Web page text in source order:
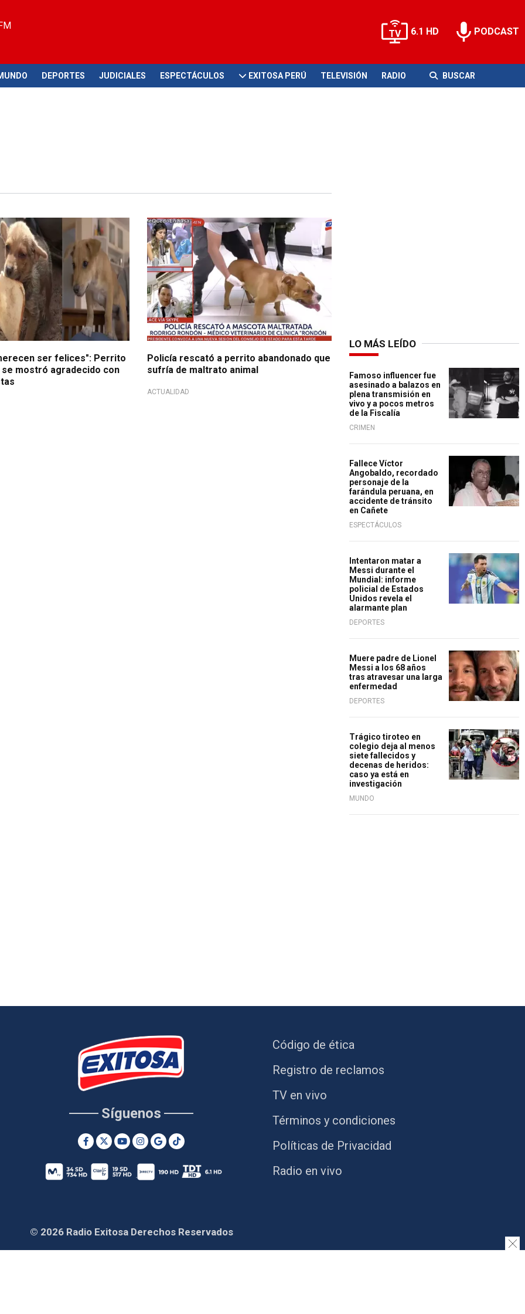
6.1 HD PODCAST
DEPORTES JUDICIALES ESPECTÁCULOS EXITOSA PERÚ TELEVISIÓN RADIO BUSCAR
Sudáfrica
ser felices": Perrito
se mostró agradecido con
Policía rescató a perrito abandonado que
sufría de maltrato animal
ACTUALIDAD
LO MÁS LEÍDO
Famoso influencer fue
asesinado a balazos en
plena transmisión en
vivo y a pocos metros
de la Fiscalía
CRIMEN
Fallece Víctor
Angobaldo, recordado
personaje de la
farándula peruana, en
accidente de tránsito
en Cañete
ESPECTÁCULOS
Intentaron matar a
Messi durante el
Mundial: informe
policial de Estados
Unidos revela el
alarmante plan
DEPORTES
Muere padre de Lionel
Messi a los 68 años
tras atravesar una larga
enfermedad
DEPORTES
Trágico tiroteo en
colegio deja al menos
siete fallecidos y
decenas de heridos:
caso ya está en
investigación
MUNDO
Síguenos
Código de ética
Registro de reclamos
TV en vivo
Términos y condiciones
Políticas de Privacidad
Radio en vivo
© 2026 Radio Exitosa Derechos Reservados